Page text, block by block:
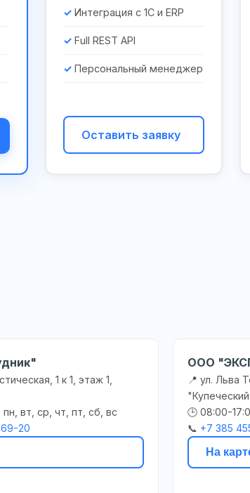
Интеграция с 1С и ERP
Full REST API
Персональный менеджер
Оставить заявку
1 к 1, этаж 1,
вт, ср, чт, пт, сб, вс
20
ООО
📍 ул. Льва
🕒 08:00-
📞 +7 385
На